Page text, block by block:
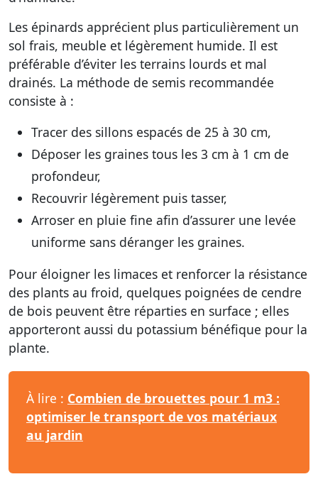
Les épinards apprécient plus particulièrement un
sol frais, meuble et légèrement humide. Il est
préférable d’éviter les terrains lourds et mal
drainés. La méthode de semis recommandée
consiste à :
Tracer des sillons espacés de 25 à 30 cm,
Déposer les graines tous les 3 cm à 1 cm de
profondeur,
Recouvrir légèrement puis tasser,
Arroser en pluie fine afin d’assurer une levée
uniforme sans déranger les graines.
Pour éloigner les limaces et renforcer la résistance
des plants au froid, quelques poignées de cendre
de bois peuvent être réparties en surface ; elles
apporteront aussi du potassium bénéfique pour la
plante.
À lire : Combien de brouettes pour 1 m3 :
optimiser le transport de vos matériaux
au jardin